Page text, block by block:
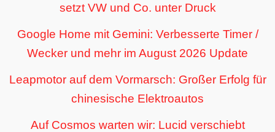
setzt VW und Co. unter Druck
Google Home mit Gemini: Verbesserte Timer /
Wecker und mehr im August 2026 Update
Leapmotor auf dem Vormarsch: Großer Erfolg für
chinesische Elektroautos
Auf Cosmos warten wir: Lucid verschiebt